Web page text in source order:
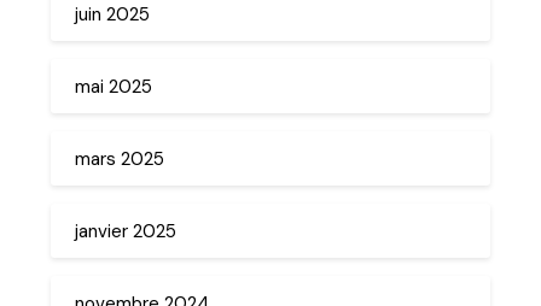
juin 2025
mai 2025
mars 2025
janvier 2025